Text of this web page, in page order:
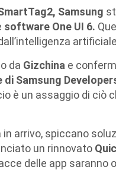
Samsung
software One UI 6.
da Gizchina e
Samsung
è un assaggio di ciò
arrivo, spiccano
un rinnovato
delle app saranno